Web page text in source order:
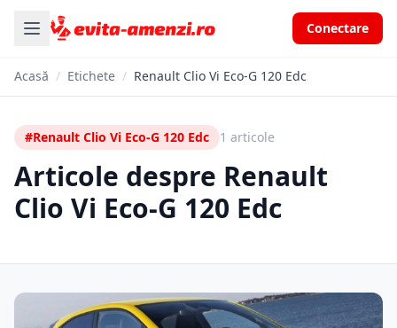
Conectare
Acasă / Etichete / Renault Clio Vi Eco-G 120 Edc
#Renault Clio Vi Eco-G 120 Edc 1 articole
Articole despre Renault
Clio Vi Eco-G 120 Edc